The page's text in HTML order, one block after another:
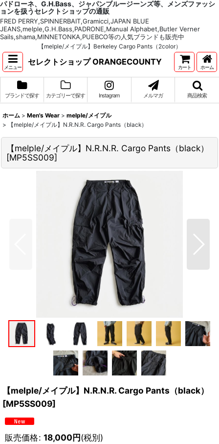
パドローネ、G.H.Bass、ジャパンブルージーンズ等、メンズファッシ
ョンを扱うセレクトショップの通販
FRED PERRY,SPINNERBAIT,Gramicci,JAPAN BLUE
JEANS,melple,G.H.Bass,PADRONE,Manual Alphabet,Butler Verner
Sails,shama,MINNETONKA,PUEBCO等の人気ブランドも販売中
【melple/メイプル】Berkeley Cargo Pants（2color）
メニュー
セレクトショップ ORANGECOUNTY
カート ホーム
ブランドで探す カテゴリーで探す Instagram メルマガ 商品検索
ホーム > Men's Wear > melple/メイプル
>
【melple/メイプル】N.R.N.R. Cargo Pants（black）
【melple/メイプル】N.R.N.R. Cargo Pants（black）
[MP5SS009]
【melple/メイプル】N.R.N.R. Cargo Pants（black）
[MP5SS009]
販売価格: 18,000円(税別)